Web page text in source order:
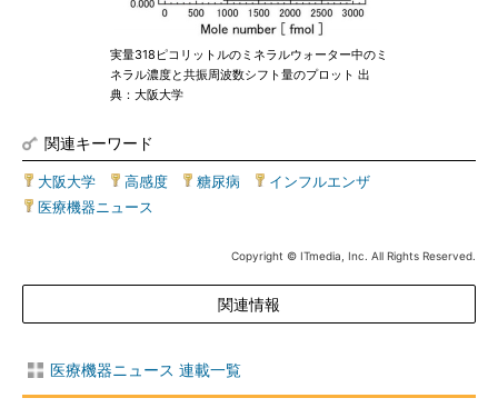
実量318ピコリットルのミネラルウォーター中のミ
ネラル濃度と共振周波数シフト量のプロット 出
典：大阪大学
関連キーワード
大阪大学 高感度 糖尿病 インフルエンザ
医療機器ニュース
Copyright © ITmedia, Inc. All Rights Reserved.
関連情報
医療機器ニュース 連載一覧